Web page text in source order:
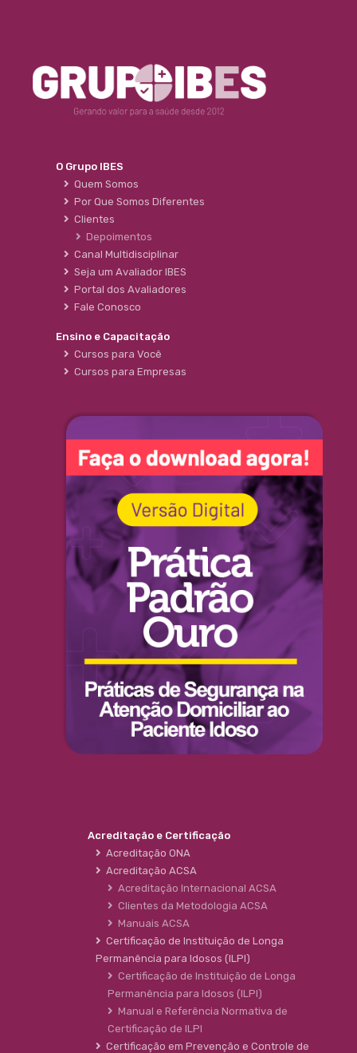
O Grupo IBES
Quem Somos
Por Que Somos Diferentes
Clientes
Depoimentos
Canal Multidisciplinar
Seja um Avaliador IBES
Portal dos Avaliadores
Fale Conosco
Ensino e Capacitação
Cursos para Você
Cursos para Empresas
Acreditação e Certificação
Acreditação ONA
Acreditação ACSA
Acreditação Internacional ACSA
Clientes da Metodologia ACSA
Manuais ACSA
Certificação de Instituição de Longa
Permanência para Idosos (ILPI)
Certificação de Instituição de Longa
Permanência para Idosos (ILPI)
Manual e Referência Normativa de
Certificação de ILPI
Certificação em Prevenção e Controle de